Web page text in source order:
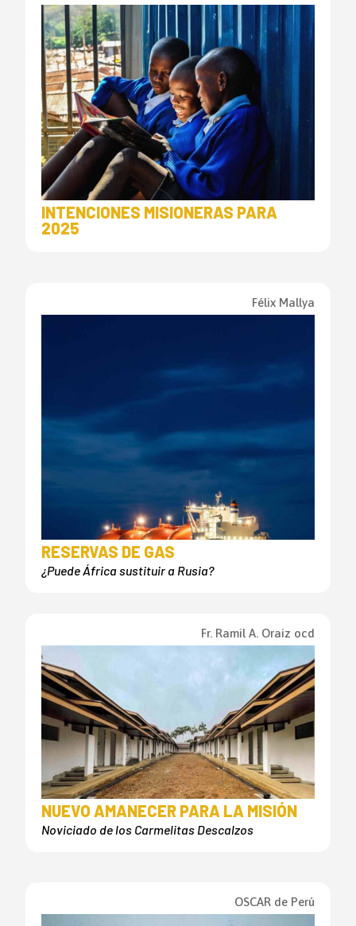
INTENCIONES MISIONERAS PARA
2025
Félix Mallya
RESERVAS DE GAS
¿Puede África sustituir a Rusia?
Fr. Ramil A. Oraiz ocd
NUEVO AMANECER PARA LA MISIÓN
Noviciado de los Carmelitas Descalzos
OSCAR de Perú